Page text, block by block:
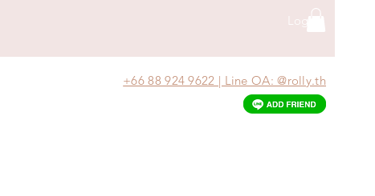
Log In
+66 88 924 9622 | Line OA: @rolly.th